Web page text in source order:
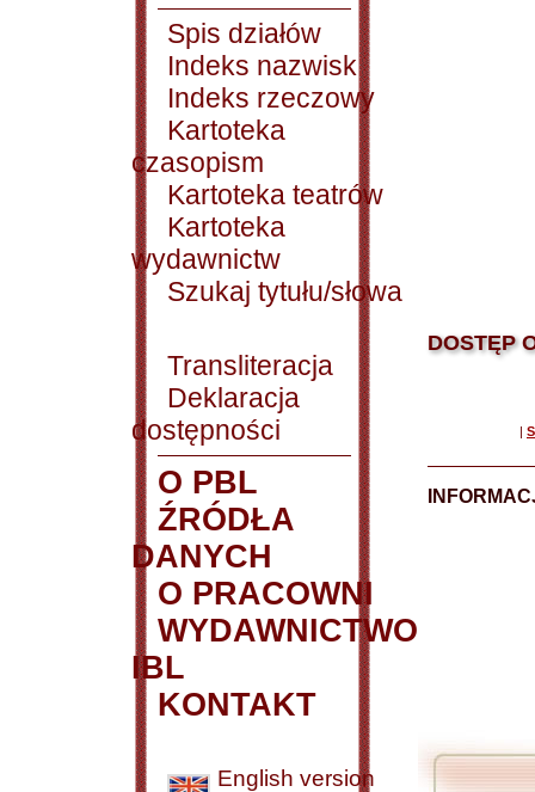
Spis działów
Indeks nazwisk
Indeks rzeczowy
Kartoteka
czasopism
Kartoteka teatrów
Kartoteka
wydawnictw
Szukaj tytułu/słowa
Transliteracja
Deklaracja
dostępności
O PBL
ŹRÓDŁA
DANYCH
O PRACOWNI
WYDAWNICTWO
IBL
KONTAKT
English version
DOSTĘP
|